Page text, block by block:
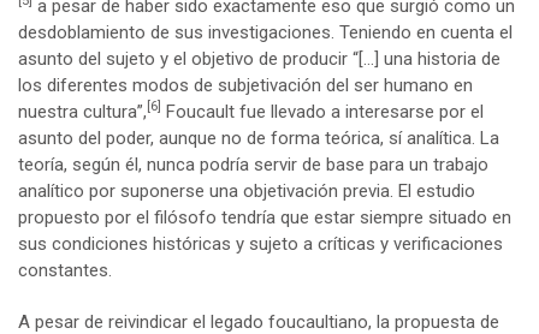
a pesar de haber sido exactamente eso que surgió como un
desdoblamiento de sus investigaciones. Teniendo en cuenta el
asunto del sujeto y el objetivo de producir “[…] una historia de
los diferentes modos de subjetivación del ser humano en
nuestra cultura”, [6] Foucault fue llevado a interesarse por el
asunto del poder, aunque no de forma teórica, sí analítica. La
teoría, según él, nunca podría servir de base para un trabajo
analítico por suponerse una objetivación previa. El estudio
propuesto por el filósofo tendría que estar siempre situado en
sus condiciones históricas y sujeto a críticas y verificaciones
constantes.
A pesar de reivindicar el legado foucaultiano, la propuesta de